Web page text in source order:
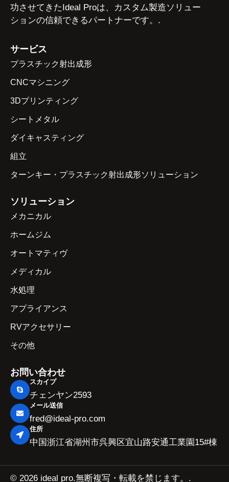
功させてきたIdeal Proは、カスタム製造ソリュー
ションの信頼できるパートナーです。.
サービス
プラスチック射出成形
CNCマシニング
3Dプリンティング
シートメタル
ダイキャスティング
組立
ターンキー・プラスチック射出成形ソリューション
ソリューション
メカニカル
ホームジム
オートマティヴ
メディカル
水処理
アプライアンス
RVアクセサリー
その他
お問い合わせ
スカイプ
チェンヤン2593
メール送信
fred@ideal-pro.com
住所
中国浙江省湖州市呉興区宜山路安通工業園15#棟
© 2026 ideal pro.無断複写・転載を禁じます。.